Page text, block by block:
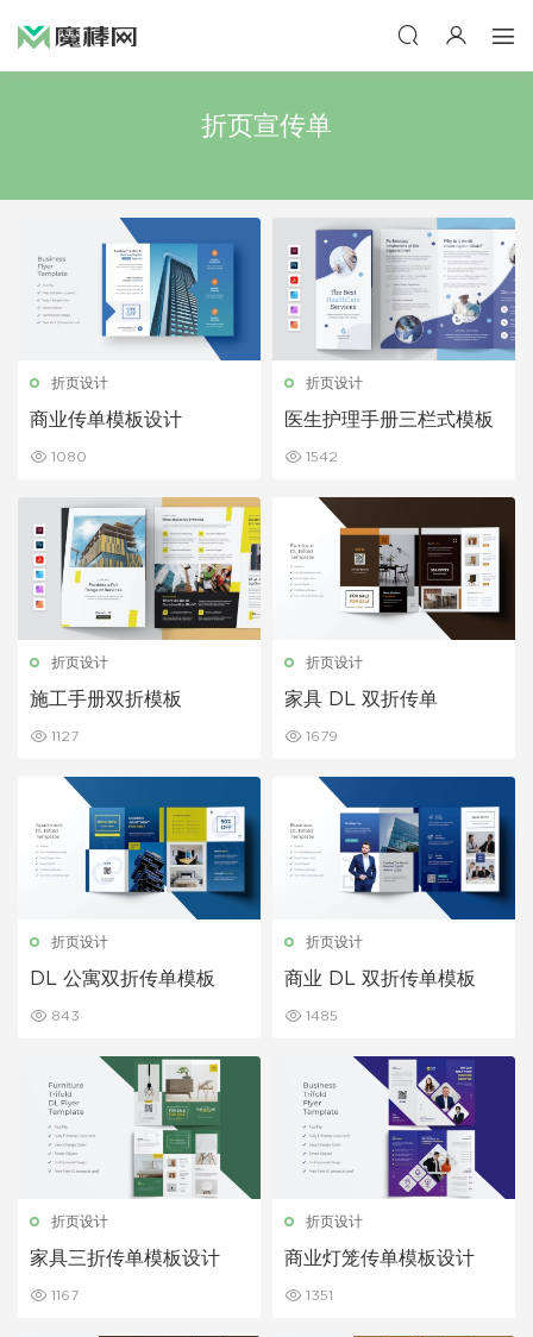
折页宣传单
折页设计
商业传单模板设计
1080
折页设计
医生护理手册三栏式模板
1542
折页设计
施工手册双折模板
1127
折页设计
家具 DL 双折传单
1679
折页设计
DL 公寓双折传单模板
843
折页设计
商业 DL 双折传单模板
1485
折页设计
家具三折传单模板设计
1167
折页设计
商业灯笼传单模板设计
1351